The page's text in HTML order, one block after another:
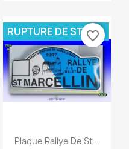
Aperçu rapide
Plaque Rallye De St...
RUPTURE DE STOCK
favorite_border